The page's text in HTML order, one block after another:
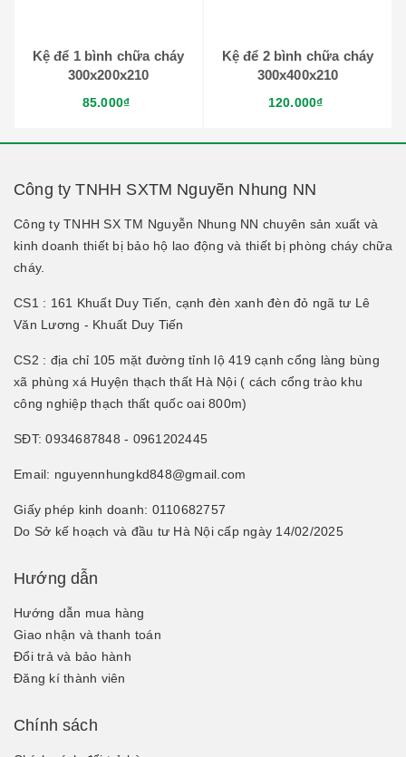
Kệ để 1 bình chữa cháy
300x200x210
85.000₫
Kệ để 2 bình chữa cháy
300x400x210
120.000₫
Công ty TNHH SXTM Nguyẽn Nhung NN
Công ty TNHH SX TM Nguyễn Nhung NN chuyên sản xuất và
kinh doanh thiết bị bảo hộ lao động và thiết bị phòng cháy chữa
cháy.
CS1 : 161 Khuất Duy Tiến, cạnh đèn xanh đèn đỏ ngã tư Lê
Văn Lương - Khuất Duy Tiến
CS2 : địa chỉ 105 mặt đường tỉnh lộ 419 cạnh cổng làng bùng
xã phùng xá Huyện thạch thất Hà Nội ( cách cổng trào khu
công nghiệp thạch thất quốc oai 800m)
SĐT: 0934687848 - 0961202445
Email: nguyennhungkd848@gmail.com
Giấy phép kinh doanh: 0110682757
Do Sở kế hoạch và đầu tư Hà Nội cấp ngày 14/02/2025
Hướng dẫn
Hướng dẫn mua hàng
Giao nhận và thanh toán
Đổi trả và bảo hành
Đăng kí thành viên
Chính sách